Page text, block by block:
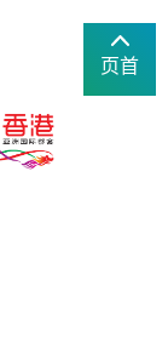
页首